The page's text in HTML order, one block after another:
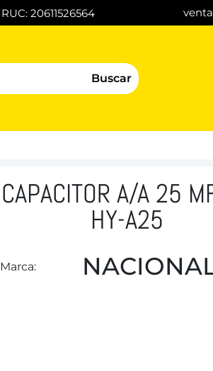
RUC: 20611526564
Buscar
CAPACITOR A/A 25
HY-A25
Marca: